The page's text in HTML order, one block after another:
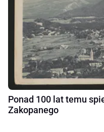
Ponad 100 lat temu
Zakopanego